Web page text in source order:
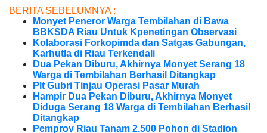
BERITA SEBELUMNYA :
Monyet Peneror Warga Tembilahan di Bawa
BBKSDA Riau Untuk Kpenetingan Observasi
Kolaborasi Forkopimda dan Satgas Gabungan,
Karhutla di Riau Terkendali
Dua Pekan Diburu, Akhirnya Monyet Serang 18
Warga di Tembilahan Berhasil Ditangkap
Plt Gubri Tinjau Operasi Pasar Murah
Hampir Dua Pekan Diburu, Akhirnya Monyet
Diduga Serang 18 Warga di Tembilahan Berhasil
Ditangkap
Pemprov Riau Tanam 2.500 Pohon di Stadion